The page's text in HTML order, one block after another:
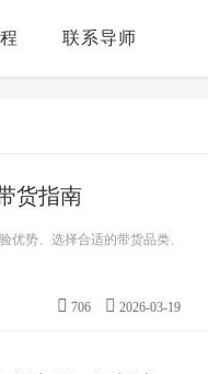
联系导师
货指南
优势、选择合适的带货品类、
706 2026-03-19